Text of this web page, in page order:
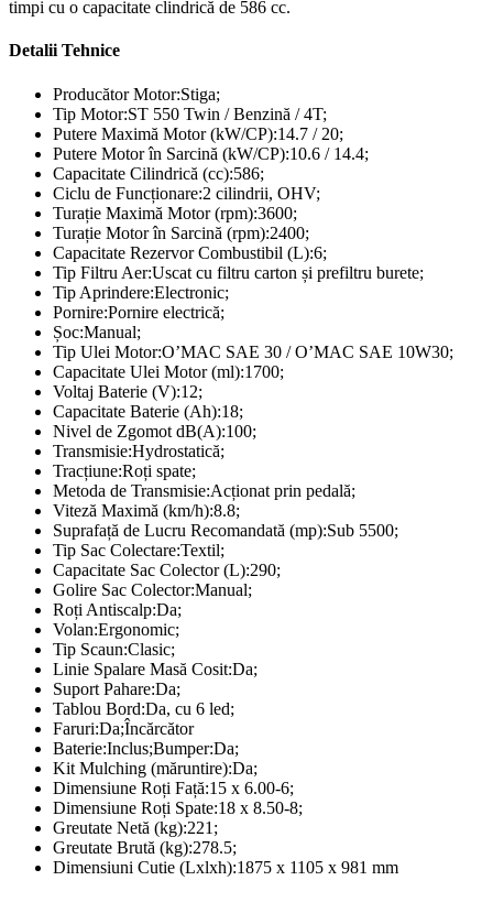
timpi cu o capacitate clindrică de 586 cc.
Detalii Tehnice
Producător Motor:Stiga;
Tip Motor:ST 550 Twin / Benzină / 4T;
Putere Maximă Motor (kW/CP):14.7 / 20;
Putere Motor în Sarcină (kW/CP):10.6 / 14.4;
Capacitate Cilindrică (cc):586;
Ciclu de Funcționare:2 cilindrii, OHV;
Turație Maximă Motor (rpm):3600;
Turație Motor în Sarcină (rpm):2400;
Capacitate Rezervor Combustibil (L):6;
Tip Filtru Aer:Uscat cu filtru carton și prefiltru burete;
Tip Aprindere:Electronic;
Pornire:Pornire electrică;
Șoc:Manual;
Tip Ulei Motor:O’MAC SAE 30 / O’MAC SAE 10W30;
Capacitate Ulei Motor (ml):1700;
Voltaj Baterie (V):12;
Capacitate Baterie (Ah):18;
Nivel de Zgomot dB(A):100;
Transmisie:Hydrostatică;
Tracțiune:Roți spate;
Metoda de Transmisie:Acționat prin pedală;
Viteză Maximă (km/h):8.8;
Suprafață de Lucru Recomandată (mp):Sub 5500;
Tip Sac Colectare:Textil;
Capacitate Sac Colector (L):290;
Golire Sac Colector:Manual;
Roți Antiscalp:Da;
Volan:Ergonomic;
Tip Scaun:Clasic;
Linie Spalare Masă Cosit:Da;
Suport Pahare:Da;
Tablou Bord:Da, cu 6 led;
Faruri:Da;Încărcător
Baterie:Inclus;Bumper:Da;
Kit Mulching (măruntire):Da;
Dimensiune Roți Față:15 x 6.00-6;
Dimensiune Roți Spate:18 x 8.50-8;
Greutate Netă (kg):221;
Greutate Brută (kg):278.5;
Dimensiuni Cutie (Lxlxh):1875 x 1105 x 981 mm